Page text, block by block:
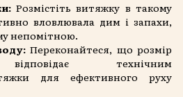
Розмістіть витяжку в такому
вловлювала дим і запахи,
непомітною.
Переконайтеся, що розмір
відповідає технічним
для ефективного руху